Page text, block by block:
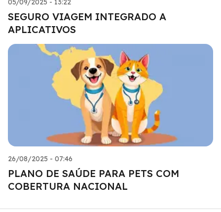
05/09/2025 - 13:22
SEGURO VIAGEM INTEGRADO A
APLICATIVOS
26/08/2025 - 07:46
PLANO DE SAÚDE PARA PETS COM
COBERTURA NACIONAL